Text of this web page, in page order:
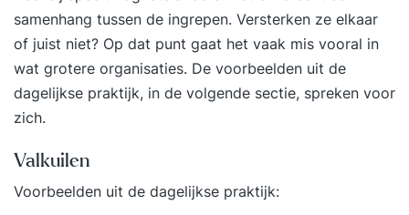
discussies over teamverbetering.
Het organisatierapport verzamelt alle resultaten
om de voortgang tussen teams over een
bepaalde periode te vergelijken en bij te houden.
Een Medewerkers Betrokkenheid Meting (MBO)
30 per medewerker (excl. btw). Een opvolgsessie
team kost € 990 per sessie (excl. btw).
samenhang tussen de ingrepen. Versterken ze elkaar
of juist niet? Op dat punt gaat het vaak mis vooral in
wat grotere organisaties. De voorbeelden uit de
dagelijkse praktijk, in de volgende sectie, spreken voor
zich.
Valkuilen
Voorbeelden uit de dagelijkse praktijk: